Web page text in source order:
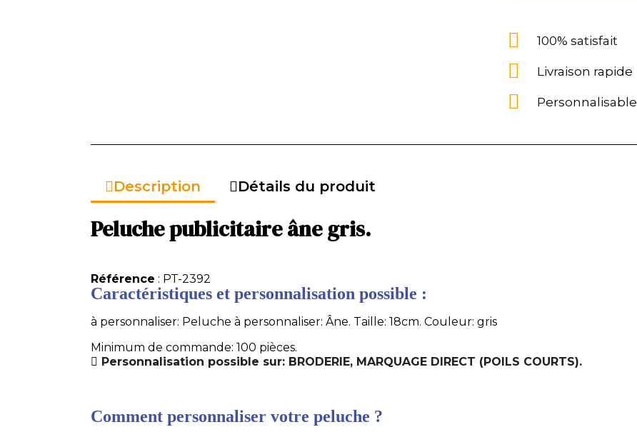
100% satisfait
Livraison rapide
Personnalisable
Description Détails du produit
Peluche publicitaire âne gris.
Référence : PT-2392
Caractéristiques et personnalisation possible :
à personnaliser: Peluche à personnaliser: Âne. Taille: 18cm. Couleur: gris
Minimum de commande: 100 pièces.
Personnalisation possible sur: BRODERIE, MARQUAGE DIRECT (POILS COURTS).
Comment personnaliser votre peluche ?